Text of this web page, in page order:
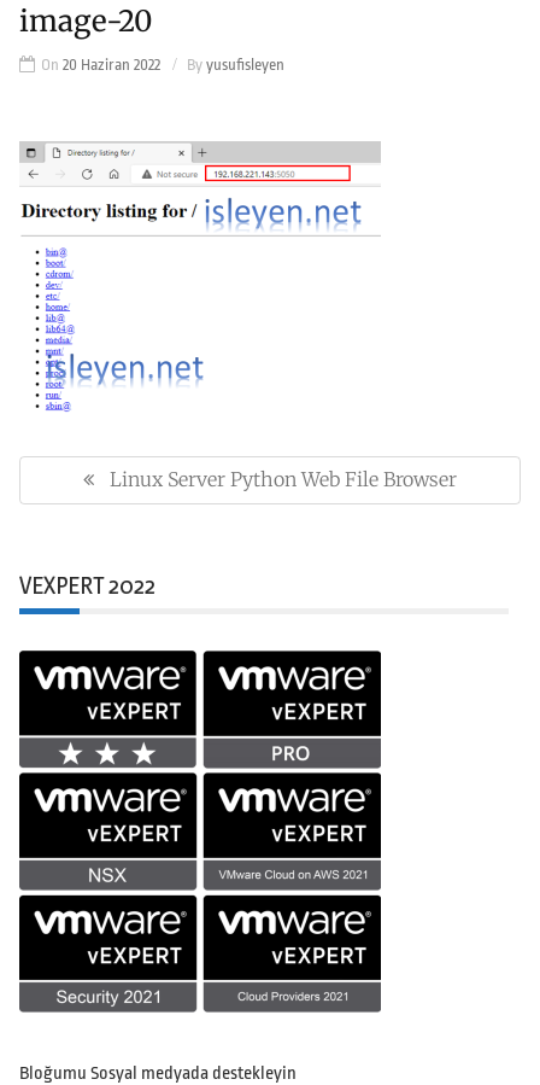
image-20
On 20 Haziran 2022 By yusufisleyen
gezinmesi
Previous
Post:
Linux Server Python Web File Browser
VEXPERT 2022
Bloğumu Sosyal medyada destekleyin